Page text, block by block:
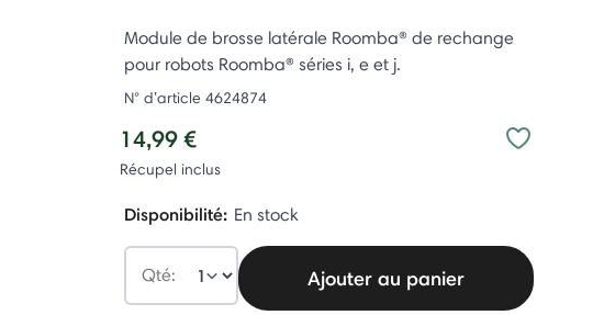
Module de brosse latérale Roomba® de rechange
pour robots Roomba® séries i, e et j.
N° d’article 4624874
14,99 €
Récupel inclus
Disponibilité: En stock
Qté: Ajouter au panier